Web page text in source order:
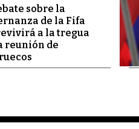
sobre la
de la Fifa
a la tregua
reunión de